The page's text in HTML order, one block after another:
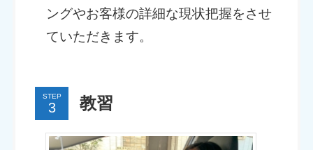
ングやお客様の詳細な現状把握をさせ
ていただきます。
STEP 教習